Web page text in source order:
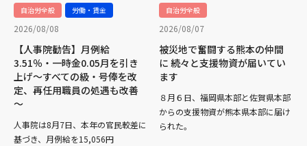
自治労全般 労働・賃金
2026/08/08
【人事院勧告】月例給
3.51％・一時金0.05月を引き
上げ～すべての級・号俸を改
定、再任用職員の処遇も改善
～
人事院は8月7日、本年の官民較差に
基づき、月例給を15,056円
自治労全般
2026/08/07
被災地で奮闘する熊本の仲間
に 続々と支援物資が届いてい
ます
８月６日、福岡県本部と佐賀県本部
からの支援物資が熊本県本部に届け
られた。